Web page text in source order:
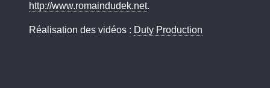
http://www.romaindudek.net.
Réalisation des vidéos : Duty Production